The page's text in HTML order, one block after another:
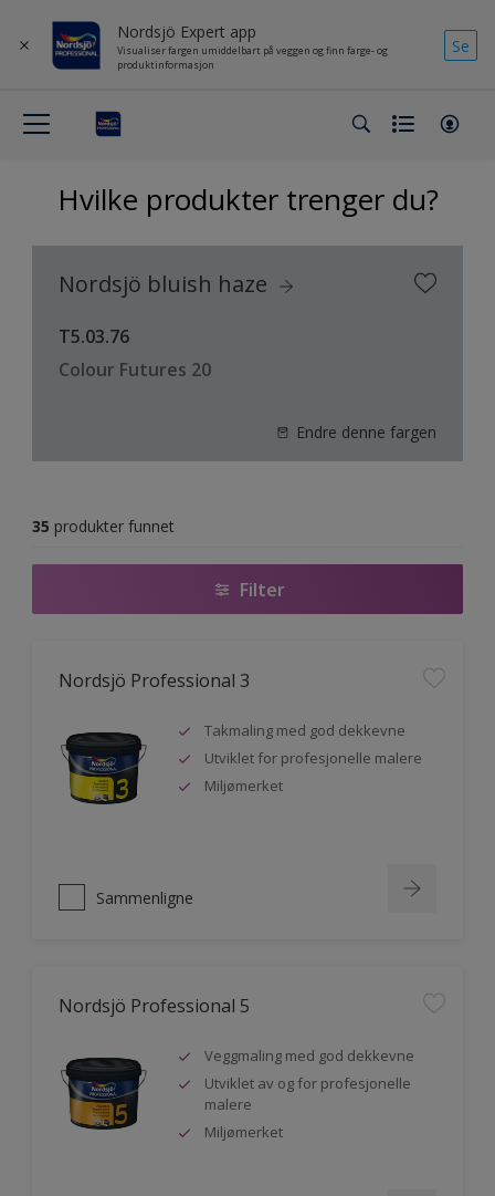
Nordsjö Expert app
Visualiser fargen umiddelbart på veggen og finn farge- og
produktinformasjon
Se
Hvilke produkter trenger du?
Nordsjö bluish haze
T5.03.76
Colour Futures 20
Endre denne fargen
35 produkter funnet
Filter
Nordsjö Professional 3
Takmaling med god dekkevne
Utviklet for profesjonelle malere
Miljømerket
Sammenligne
Nordsjö Professional 5
Veggmaling med god dekkevne
Utviklet av og for profesjonelle
malere
Miljømerket